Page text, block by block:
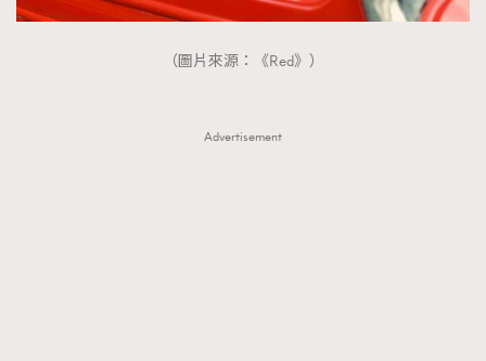
（圖片來源：《Red》）
Advertisement